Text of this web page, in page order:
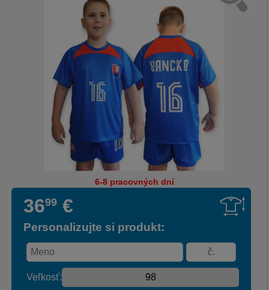
6-8 pracovných dní
3699 €
Personalizujte si produkt:
Veľkosť: